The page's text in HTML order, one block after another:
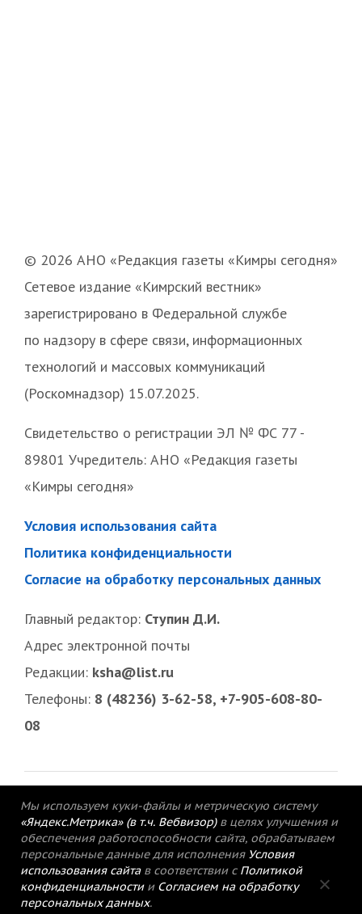
© 2026 АНО «Редакция газеты «Кимры сегодня»
Сетевое издание «Кимрский вестник»
зарегистрировано в Федеральной службе
по надзору в сфере связи, информационных
технологий и массовых коммуникаций
(Роскомнадзор) 15.07.2025.
Свидетельство о регистрации ЭЛ № ФС 77 -
89801 Учредитель: АНО «Редакция газеты
«Кимры сегодня»
Условия использования сайта
Политика конфиденциальности
Согласие на обработку персональных данных
Главный редактор: Ступин Д.И.
Адрес электронной почты
Редакции: ksha@list.ru
Телефоны: 8 (48236) 3-62-58, +7-905-608-80-
08
© 2015-2021 Редакция газеты «Кимрский
Мы используем куки-файлы и метрическую систему
«Яндекс.Метрика» (в т.ч. Вебвизор) в целях улучшения и
обеспечения работоспособности сайта, обрабатываем
персональные данные для исполнения Условия
использования сайтав соответствии с Политикой
конфиденциальностии Согласием на обработку
персональных данных.